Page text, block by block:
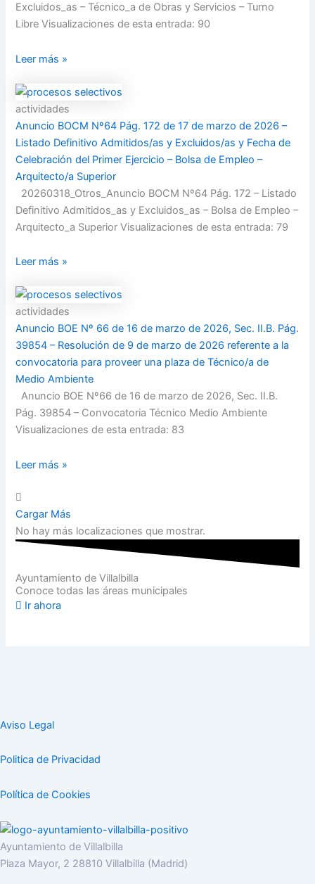
Excluidos_as – Técnico_a de Obras y Servicios – Turno
Libre Visualizaciones de esta entrada: 90
Leer más »
actividades
Anuncio BOCM Nº64 Pág. 172 de 17 de marzo de 2026 –
Listado Definitivo Admitidos/as y Excluidos/as y Fecha de
Celebración del Primer Ejercicio – Bolsa de Empleo –
Arquitecto/a Superior
20260318_Otros_Anuncio BOCM Nº64 Pág. 172 – Listado
Definitivo Admitidos_as y Excluidos_as – Bolsa de Empleo –
Arquitecto_a Superior Visualizaciones de esta entrada: 79
Leer más »
actividades
Anuncio BOE Nº 66 de 16 de marzo de 2026, Sec. II.B. Pág.
39854 – Resolución de 9 de marzo de 2026 referente a la
convocatoria para proveer una plaza de Técnico/a de
Medio Ambiente
Anuncio BOE Nº66 de 16 de marzo de 2026, Sec. II.B.
Pág. 39854 – Convocatoria Técnico Medio Ambiente
Visualizaciones de esta entrada: 83
Leer más »
Cargar Más
No hay más localizaciones que mostrar.
Ayuntamiento de Villalbilla
Conoce todas las áreas municipales
Ir ahora
Aviso Legal
Politica de Privacidad
Política de Cookies
Ayuntamiento de Villalbilla
Plaza Mayor, 2 28810 Villalbilla (Madrid)